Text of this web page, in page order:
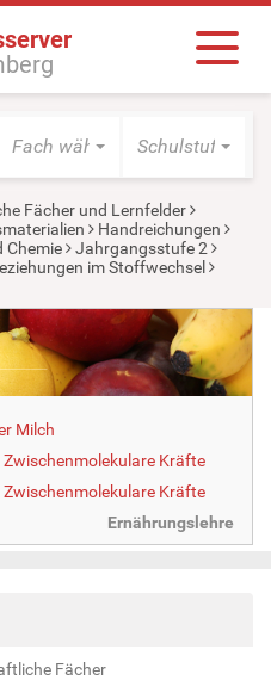
Fach wählen Schulstufe
Fächer und Lernfelder
Handreichungen
Chemie
Jahrgangsstufe 2
im Stoffwechsel
Milch
Kräfte
Kräfte
Ernährungslehre
Fächer